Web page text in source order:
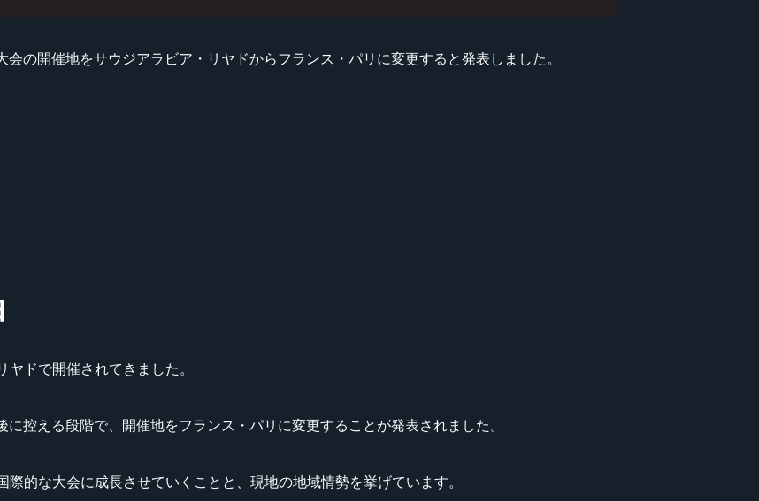
会の開催地をサウジアラビア・リヤドからフランス・パリに変更すると発表しました。
ヤドで開催されてきました。
控える段階で、開催地をフランス・パリに変更することが発表されました。
的な大会に成長させていくことと、現地の地域情勢を挙げています。